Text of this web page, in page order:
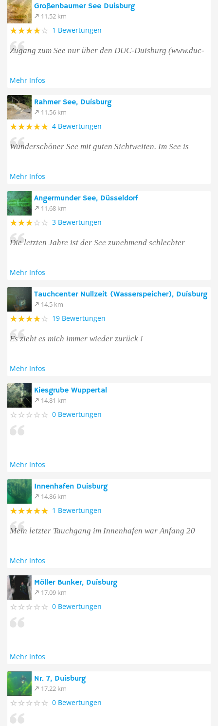
Großenbaumer See Duisburg
11.52 km
1 Bewertungen
Zugang zum See nur über den DUC-Duisburg (www.duc-
Mehr Infos
Rahmer See, Duisburg
11.56 km
4 Bewertungen
Wunderschöner See mit guten Sichtweiten. Im See is
Mehr Infos
Angermunder See, Düsseldorf
11.68 km
3 Bewertungen
Die letzten Jahre ist der See zunehmend schlechter
Mehr Infos
Tauchcenter Nullzeit (Wasserspeicher), Duisburg
14.5 km
19 Bewertungen
Es zieht es mich immer wieder zurück !
Mehr Infos
Kiesgrube Wuppertal
14.81 km
0 Bewertungen
Mehr Infos
Innenhafen Duisburg
14.86 km
1 Bewertungen
Mein letzter Tauchgang im Innenhafen war Anfang 20
Mehr Infos
Möller Bunker, Duisburg
17.09 km
0 Bewertungen
Mehr Infos
Nr. 7, Duisburg
17.22 km
0 Bewertungen